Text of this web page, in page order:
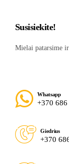
Susisiekite!
Mielai patarsime
Whatsapp
+370
Giedrius
+370